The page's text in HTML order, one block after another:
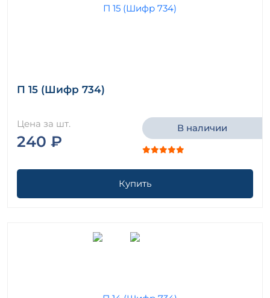
П 15 (Шифр 734)
Цена за шт.
240 ₽
В наличии
Купить